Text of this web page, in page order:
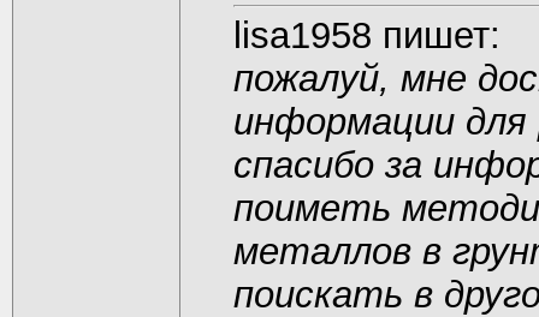
lisa1958 пишет:
пожалуй, мне
информации для
спасибо за
поиметь
металлов в
поискать в